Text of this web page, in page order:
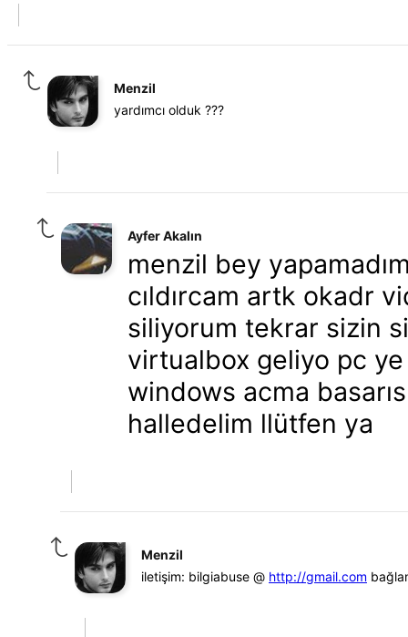
Menzil
yardımcı olduk ???
Ayfer Akalın
menzil bey
cıldırcam artk okadr
siliyorum tekrar sizin
virtualbox geliyo pc
windows acma
halledelim llütfen ya
Menzil
iletişim: bilgiabuse @ http://gmail.com